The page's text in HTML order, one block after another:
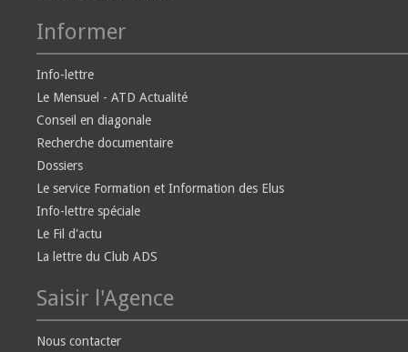
Informer
Info-lettre
Le Mensuel - ATD Actualité
Conseil en diagonale
Recherche documentaire
Dossiers
Le service Formation et Information des Elus
Info-lettre spéciale
Le Fil d'actu
La lettre du Club ADS
Saisir l'Agence
Nous contacter